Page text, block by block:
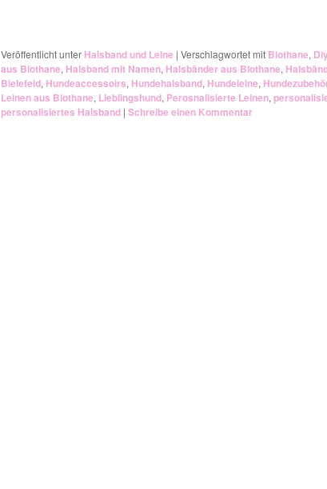
Veröffentlicht unter Halsband und Leine | Verschlagwortet mit Biothane,
aus Biothane, Halsband mit Namen, Halsbänder aus Biothane,
Bielefeld, Hundeaccessoirs, Hundehalsband, Hundeleine,
Leinen aus Biothane, Lieblingshund, Perosnalisierte Leinen,
personalisiertes Halsband | Schreibe einen Kommentar